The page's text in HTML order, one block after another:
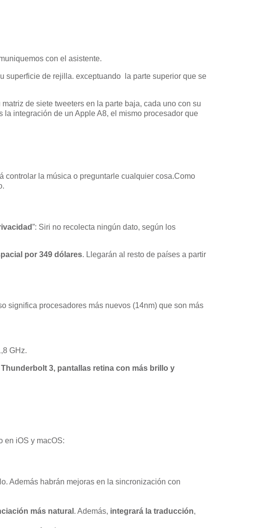
con el asistente.
superficie de rejilla. exceptuando la parte superior que se
matriz de siete tweeters en la parte baja, cada uno con su
integración de un Apple A8, el mismo procesador que
controlar la música o preguntarle cualquier cosa.Como
”: Siri no recolecta ningún dato, según los
por 349 dólares. Llegarán al resto de países a partir
significa procesadores más nuevos (14nm) que son más
GHz.
3, pantallas retina con más brillo y
en iOS y macOS:
Además habrán mejoras en la sincronización con
más natural . Además, integrará la traducción,